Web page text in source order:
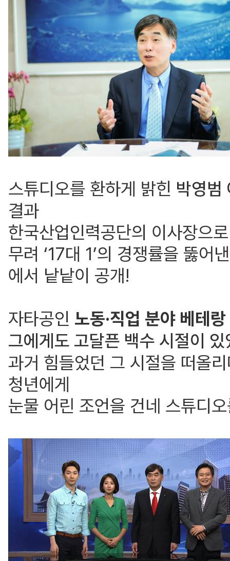
스튜디오를 환하게 밝힌 박영범
결과
한국산업인력공단의 이사장으
무려 ‘17대 1’의 경쟁률을 뚫어
에서 낱낱이 공개!
자타공인 노동·직업 분야 베테랑
그에게도 고달픈 백수 시절이
과거 힘들었던 그 시절을 떠올
청년에게
눈물 어린 조언을 건네 스튜디